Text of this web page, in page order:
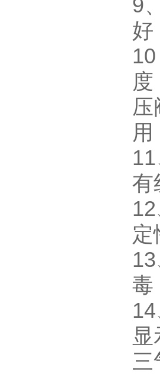
9
好
用
有
定
毒
显